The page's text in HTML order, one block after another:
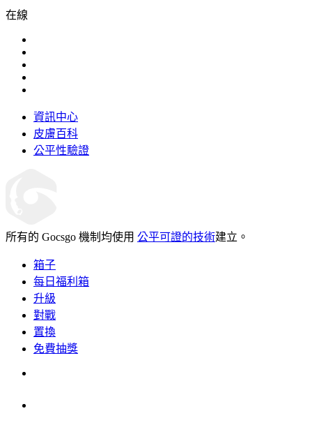
在線
資訊中心
皮膚百科
公平性驗證
所有的 Gocsgo 機制均使用 公平可證的技術建立。
箱子
每日福利箱
升級
對戰
置換
免費抽獎